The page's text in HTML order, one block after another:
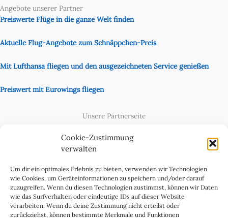
Cookie-Zustimmung
verwalten
Um dir ein optimales Erlebnis zu bieten, verwenden wir Technologien
wie Cookies, um Geräteinformationen zu speichern und/oder darauf
zuzugreifen. Wenn du diesen Technologien zustimmst, können wir Daten
wie das Surfverhalten oder eindeutige IDs auf dieser Website
verarbeiten. Wenn du deine Zustimmung nicht erteilst oder
zurückziehst, können bestimmte Merkmale und Funktionen
Angebote unserer Partner
Preiswerte Flüge in die ganze Welt finden
Aktuelle Flug-Angebote zum Schnäppchen-Preis
Mit Lufthansa fliegen und den ausgezeichneten Service genießen
Preiswert mit Eurowings fliegen
Unsere Partnerseite